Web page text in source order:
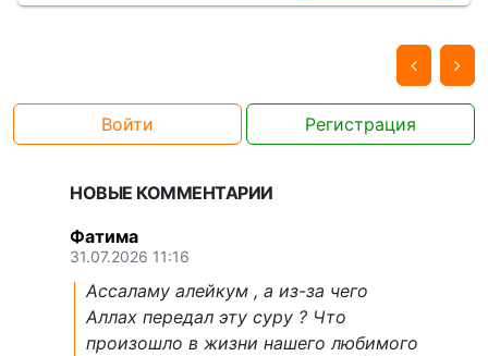
Войти Регистрация
НОВЫЕ КОММЕНТАРИИ
Фатима
31.07.2026 11:16
Ассаламу алейкум , а из-за чего
Аллах передал эту суру ? Что
произошло в жизни нашего любимого